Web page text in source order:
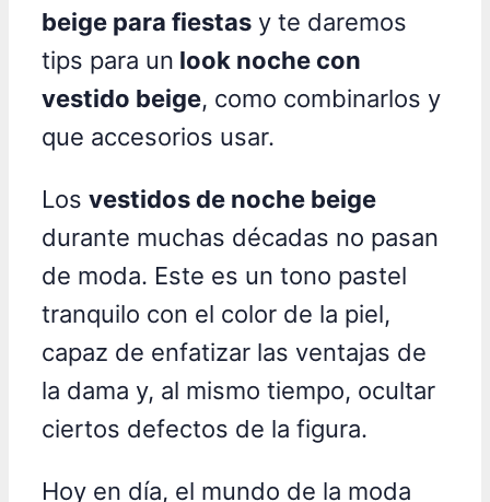
beige para fiestas y te daremos
tips para un look noche con
vestido beige, como combinarlos y
que accesorios usar.
Los vestidos de noche beige
durante muchas décadas no pasan
de moda. Este es un tono pastel
tranquilo con el color de la piel,
capaz de enfatizar las ventajas de
la dama y, al mismo tiempo, ocultar
ciertos defectos de la figura.
Hoy en día, el mundo de la moda